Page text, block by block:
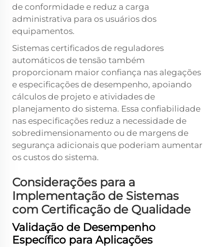
de conformidade e reduz a carga
administrativa para os usuários dos
equipamentos.
Sistemas certificados de reguladores
automáticos de tensão também
proporcionam maior confiança nas alegações
e especificações de desempenho, apoiando
cálculos de projeto e atividades de
planejamento do sistema. Essa confiabilidade
nas especificações reduz a necessidade de
sobredimensionamento ou de margens de
segurança adicionais que poderiam aumentar
os custos do sistema.
Considerações para a
Implementação de Sistemas
com Certificação de Qualidade
Validação de Desempenho
Específico para Aplicações